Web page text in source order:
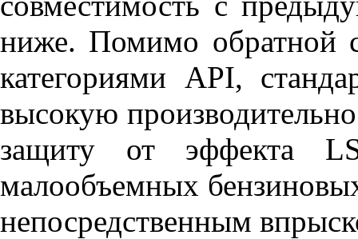
ниже. Помимо обратной
категориями API,
высокую
защиту от эффекта
малообъемных
непосредственным